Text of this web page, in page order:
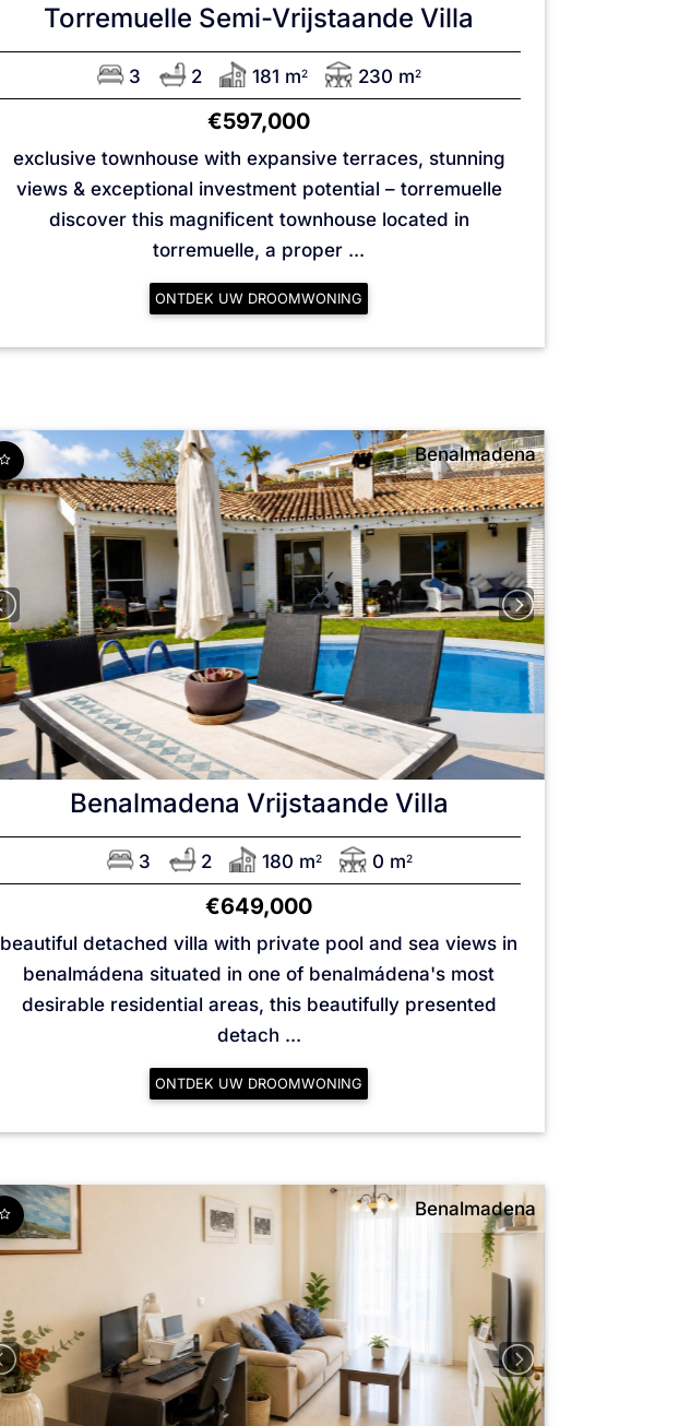
Torremuelle Semi-Vrijstaande Villa
3 2 181 m2 230 m2
€597,000
exclusive townhouse with expansive terraces, stunning
views & exceptional investment potential – torremuelle
discover this magnificent townhouse located in
torremuelle, a proper ...
ONTDEK UW DROOMWONING
Benalmadena
Benalmadena Vrijstaande Villa
3 2 180 m2 0 m2
€649,000
beautiful detached villa with private pool and sea views in
benalmádena situated in one of benalmádena's most
desirable residential areas, this beautifully presented
detach ...
ONTDEK UW DROOMWONING
Benalmadena